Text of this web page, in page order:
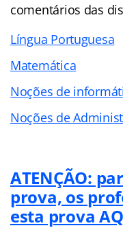
comentários das
Língua Portuguesa
Matemática
Noções de
Noções de
ATENÇÃO:
prova, os
esta prova